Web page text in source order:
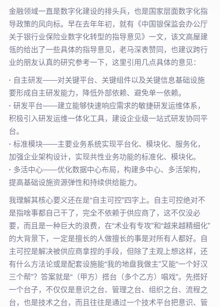
金融领域一直是数字化建设的排头兵，也是国家层面数字化指
导政策的风向标。早在去年年初，就有《中国银保监会办公厅
关于银行业保险业数字化转型的指导意见》一文，该文高屋建
瓴的给出了一些具体的指导意见，老马深表赞同，也建议跨行
业的朋友认真的研究参考一下，这里引用几点具体的意见：
· 自主研发——对关键平台、关键组件以及关键信息基础设施
要形成自主研发能力，降低外部依赖、避免单一依赖。
· 研发平台——建立能够快速响应需求的敏捷研发运维体系，
积极引入研发运维一体化工具，建设企业级一站式研发协同平
台。
· 标准模块——主要业务系统实现平台化、模块化、服务化，
加强企业架构设计，实现共性业务功能的标准化、模块化。
· 多活中心——优化数据中心布局，构建多中心、多活架构，
提高基础设施资源弹性和持续供给能力。
我理解其核心要义还在是“自主可控”四字上。自主可控绝对不
是指啥事都自己干了，完全不依赖于供应商了，这不仅没必
要，而且是一种巨大的浪费，在“术业有专攻”和“越来越精细化”
的大背景下，一定是擅长的人做擅长的事是对所有人都好。自
主可控是解决被供应商拿捏的手段，但除了主观上想这样，还
有什么方法论或是配套设施能“我的地盘我做主”又能“一个好汉
三个帮”？答案就是“（甲方）搭台（多个乙方）唱戏”。先搭好
一个台子，不仅仅是意识之台、管理之台、组织之台、流程之
台，也是技术之台，而且往往是通过一个技术平台把意识、管